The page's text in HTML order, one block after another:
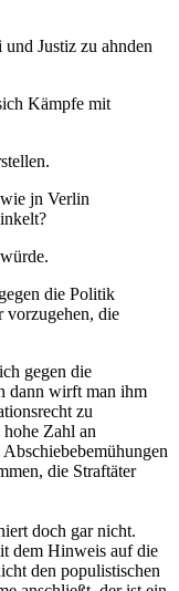
Justiz zu ahnden
Kämpfe mit
jn Verlin
die Politik
vorzugehen, die
gegen die
dann wirft man ihm
zu
Zahl an
die Straftäter
doch gar nicht.
dem Hinweis auf die
den populistischen